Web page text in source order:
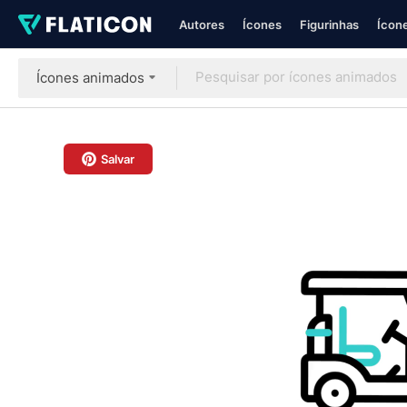
Autores Ícones Figurinhas
Ícones animados
Salvar